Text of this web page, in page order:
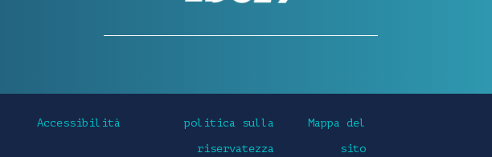
Accessibilità politica sulla
riservatezza
Mappa del
sito